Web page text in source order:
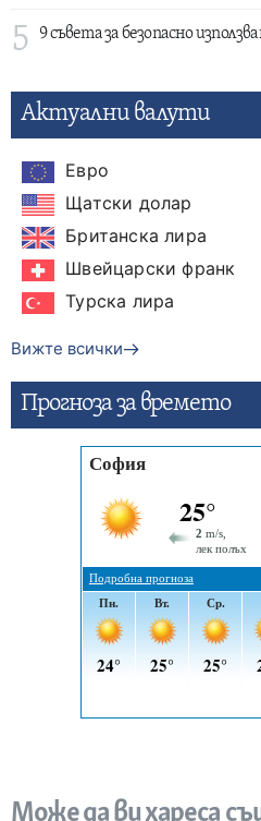
5 9 съвета за безопасно
Актуални валути
Евро
Щатски долар
Британска лира
Швейцарски франк
Турска лира
Вижте всички
Прогнозa за времето
Може да ви хареса